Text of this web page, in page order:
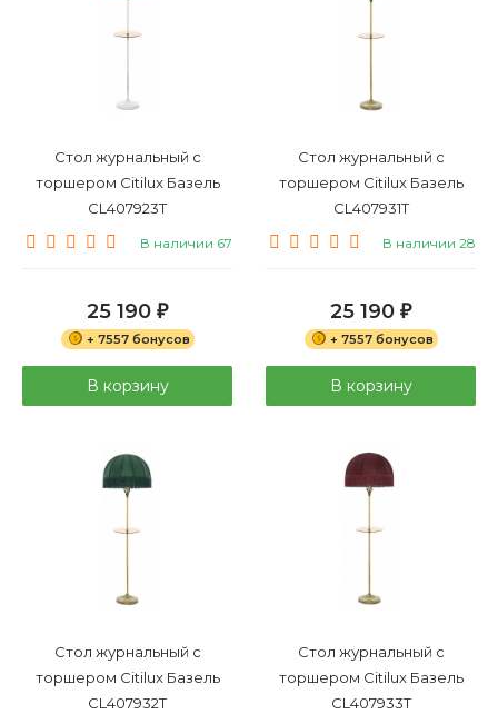
Стол журнальный с
торшером Citilux Базель
CL407923T
В наличии 67
25 190 ₽
+ 7557 бонусов
В корзину
Стол журнальный с
торшером Citilux Базель
CL407931T
В наличии 28
25 190 ₽
+ 7557 бонусов
В корзину
Стол журнальный с
торшером Citilux Базель
CL407932T
Стол журнальный с
торшером Citilux Базель
CL407933T